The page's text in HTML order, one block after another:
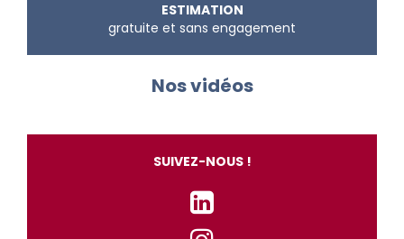
ESTIMATION
gratuite et sans engagement
Nos vidéos
SUIVEZ-NOUS !